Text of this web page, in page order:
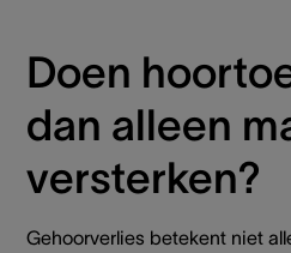
Doen
dan alleen
versterken?
Gehoorverlies betekent niet